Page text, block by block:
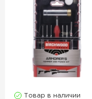
Товар в наличии